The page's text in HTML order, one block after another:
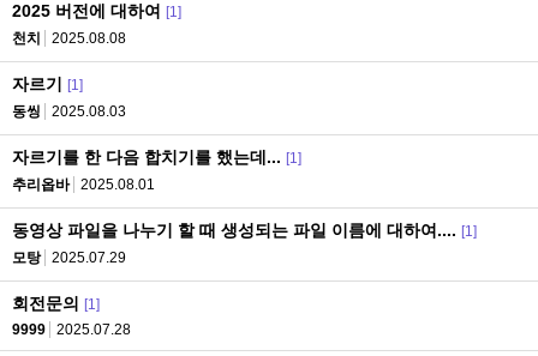
2025 버전에 대하여
[1]
천치
2025.08.08
자르기
[1]
동씽
2025.08.03
자르기를 한 다음 합치기를 했는데... [1]
추리옵바
2025.08.01
동영상 파일을 나누기 할 때 생성되는 파일 이름에 대하여.... [1]
모탕
2025.07.29
회전문의
[1]
9999
2025.07.28